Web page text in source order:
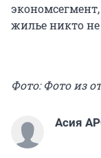
жилье никто
Фото: Фото из
Асия